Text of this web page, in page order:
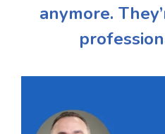
anymore.